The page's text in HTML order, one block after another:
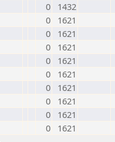
0
1432
0
1621
0
1621
0
1621
0
1621
0
1621
0
1621
0
1621
0
1621
0
1621